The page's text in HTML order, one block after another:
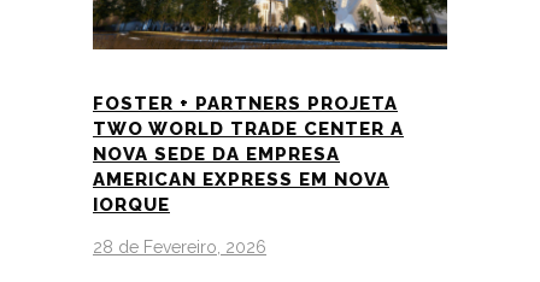
FOSTER + PARTNERS PROJETA
TWO WORLD TRADE CENTER A
NOVA SEDE DA EMPRESA
AMERICAN EXPRESS EM NOVA
IORQUE
28 de Fevereiro, 2026